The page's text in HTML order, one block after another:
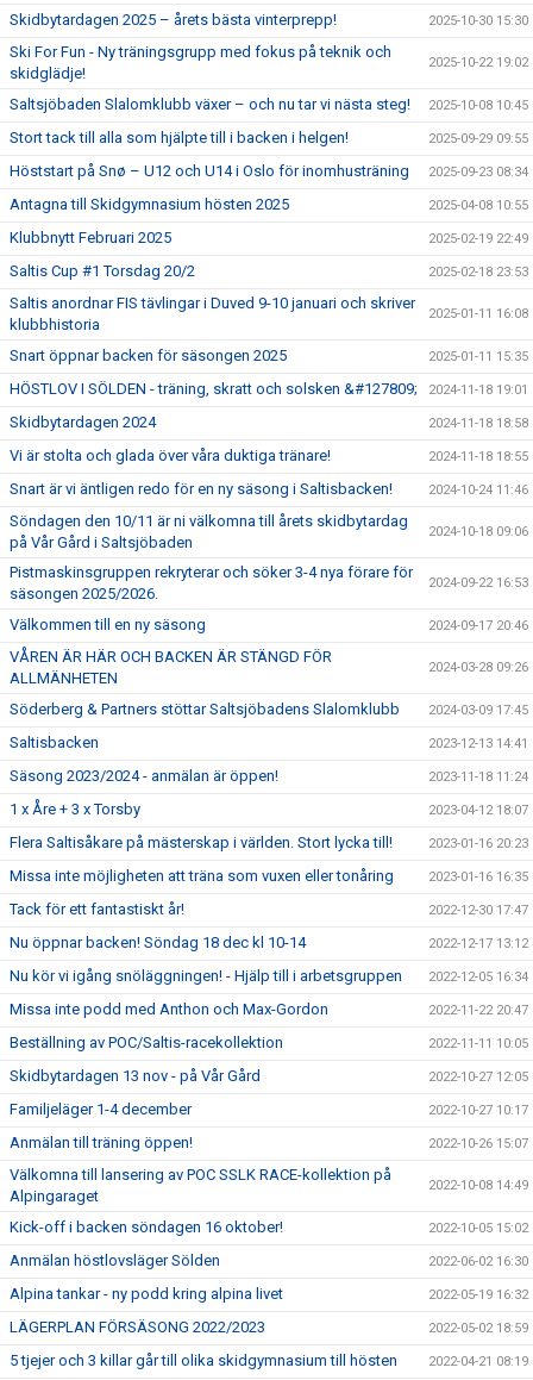
Skidbytardagen 2025 – årets bästa vinterprepp! 2025-10-30 15:30
Ski For Fun - Ny träningsgrupp med fokus på teknik och
skidglädje!
2025-10-22 19:02
Saltsjöbaden Slalomklubb växer – och nu tar vi nästa steg! 2025-10-08 10:45
Stort tack till alla som hjälpte till i backen i helgen! 2025-09-29 09:55
Höststart på Snø – U12 och U14 i Oslo för inomhusträning 2025-09-23 08:34
Antagna till Skidgymnasium hösten 2025 2025-04-08 10:55
Klubbnytt Februari 2025 2025-02-19 22:49
Saltis Cup #1 Torsdag 20/2 2025-02-18 23:53
Saltis anordnar FIS tävlingar i Duved 9-10 januari och skriver
klubbhistoria
2025-01-11 16:08
Snart öppnar backen för säsongen 2025 2025-01-11 15:35
HÖSTLOV I SÖLDEN - träning, skratt och solsken &#127809; 2024-11-18 19:01
Skidbytardagen 2024 2024-11-18 18:58
Vi är stolta och glada över våra duktiga tränare! 2024-11-18 18:55
Snart är vi äntligen redo för en ny säsong i Saltisbacken! 2024-10-24 11:46
Söndagen den 10/11 är ni välkomna till årets skidbytardag
på Vår Gård i Saltsjöbaden
2024-10-18 09:06
Pistmaskinsgruppen rekryterar och söker 3-4 nya förare för
säsongen 2025/2026.
2024-09-22 16:53
Välkommen till en ny säsong 2024-09-17 20:46
VÅREN ÄR HÄR OCH BACKEN ÄR STÄNGD FÖR
ALLMÄNHETEN
2024-03-28 09:26
Söderberg & Partners stöttar Saltsjöbadens Slalomklubb 2024-03-09 17:45
Saltisbacken 2023-12-13 14:41
Säsong 2023/2024 - anmälan är öppen! 2023-11-18 11:24
1 x Åre + 3 x Torsby 2023-04-12 18:07
Flera Saltisåkare på mästerskap i världen. Stort lycka till! 2023-01-16 20:23
Missa inte möjligheten att träna som vuxen eller tonåring 2023-01-16 16:35
Tack för ett fantastiskt år! 2022-12-30 17:47
Nu öppnar backen! Söndag 18 dec kl 10-14 2022-12-17 13:12
Nu kör vi igång snöläggningen! - Hjälp till i arbetsgruppen 2022-12-05 16:34
Missa inte podd med Anthon och Max-Gordon 2022-11-22 20:47
Beställning av POC/Saltis-racekollektion 2022-11-11 10:05
Skidbytardagen 13 nov - på Vår Gård 2022-10-27 12:05
Familjeläger 1-4 december 2022-10-27 10:17
Anmälan till träning öppen! 2022-10-26 15:07
Välkomna till lansering av POC SSLK RACE-kollektion på
Alpingaraget
2022-10-08 14:49
Kick-off i backen söndagen 16 oktober! 2022-10-05 15:02
Anmälan höstlovsläger Sölden 2022-06-02 16:30
Alpina tankar - ny podd kring alpina livet 2022-05-19 16:32
LÄGERPLAN FÖRSÄSONG 2022/2023 2022-05-02 18:59
5 tjejer och 3 killar går till olika skidgymnasium till hösten 2022-04-21 08:19